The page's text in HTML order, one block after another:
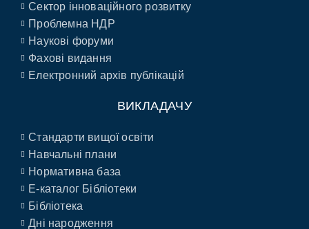
Сектор інноваційного розвитку
Проблемна НДР
Наукові форуми
Фахові видання
Електронний архів публікацій
ВИКЛАДАЧУ
Стандарти вищої освіти
Навчальні плани
Нормативна база
E-каталог Бібліотеки
Бібліотека
Дні народження